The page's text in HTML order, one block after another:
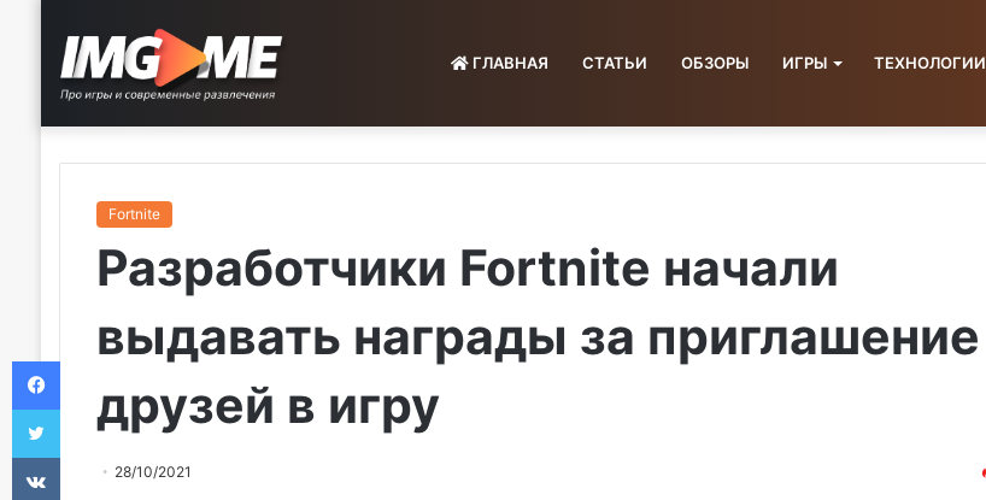
ГЛАВНАЯ СТАТЬИ ОБЗОРЫ ИГРЫ ТЕХНОЛОГИИ
Fortnite
Разработчики Fortnite начали
выдавать награды за приглашение
друзей в игру
28/10/2021
Twitter